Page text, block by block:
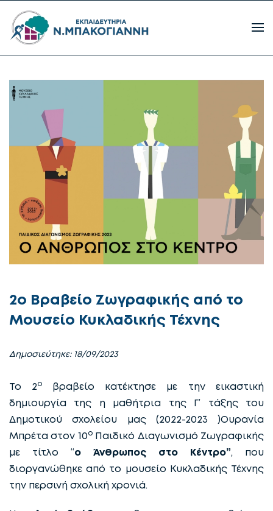
2ο Βραβείο Ζωγραφικής από το
Μουσείο Κυκλαδικής Τέχνης
Δημοσιεύτηκε: 18/09/2023
Το 2ο βραβείο κατέκτησε με την εικαστική
δημιουργία της η μαθήτρια της Γ’ τάξης του
Δημοτικού σχολείου μας (2022-2023 )Ουρανία
Μπρέτα στον 10οΠαιδικό Διαγωνισμό Ζωγραφικής
με τίτλο “ο Άνθρωπος στο Κέντρο”, που
διοργανώθηκε από το μουσείο Κυκλαδικής Τέχνης
την περσινή σχολική χρονιά.